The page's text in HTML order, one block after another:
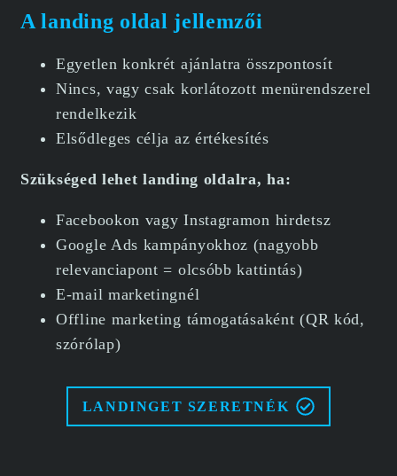
A landing oldal jellemzői
Egyetlen konkrét ajánlatra összpontosít
Nincs, vagy csak korlátozott menürendszerel
rendelkezik
Elsődleges célja az értékesítés
Szükséged lehet landing oldalra, ha:
Facebookon vagy Instagramon hirdetsz
Google Ads kampányokhoz (nagyobb
relevanciapont = olcsóbb kattintás)
E-mail marketingnél
Offline marketing támogatásaként (QR kód,
szórólap)
LANDINGET SZERETNÉK